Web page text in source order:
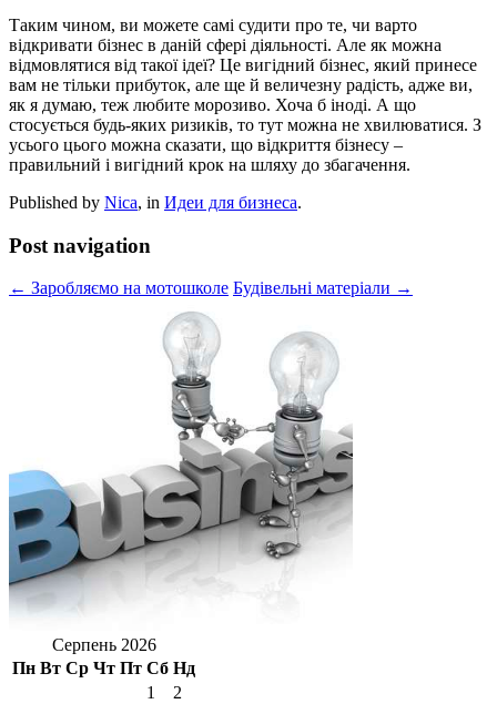
Таким чином, ви можете самі судити про те, чи варто
відкривати бізнес в даній сфері діяльності. Але як можна
відмовлятися від такої ідеї? Це вигідний бізнес, який принесе
вам не тільки прибуток, але ще й величезну радість, адже ви,
як я думаю, теж любите морозиво. Хоча б іноді. А що
стосується будь-яких ризиків, то тут можна не хвилюватися. З
усього цього можна сказати, що відкриття бізнесу –
правильний і вигідний крок на шляху до збагачення.
Published by Nica, in Идеи для бизнеса.
Post navigation
← Заробляємо на мотошколе Будівельні матеріали →
Серпень 2026
Пн Вт Ср Чт Пт Сб Нд
1
2